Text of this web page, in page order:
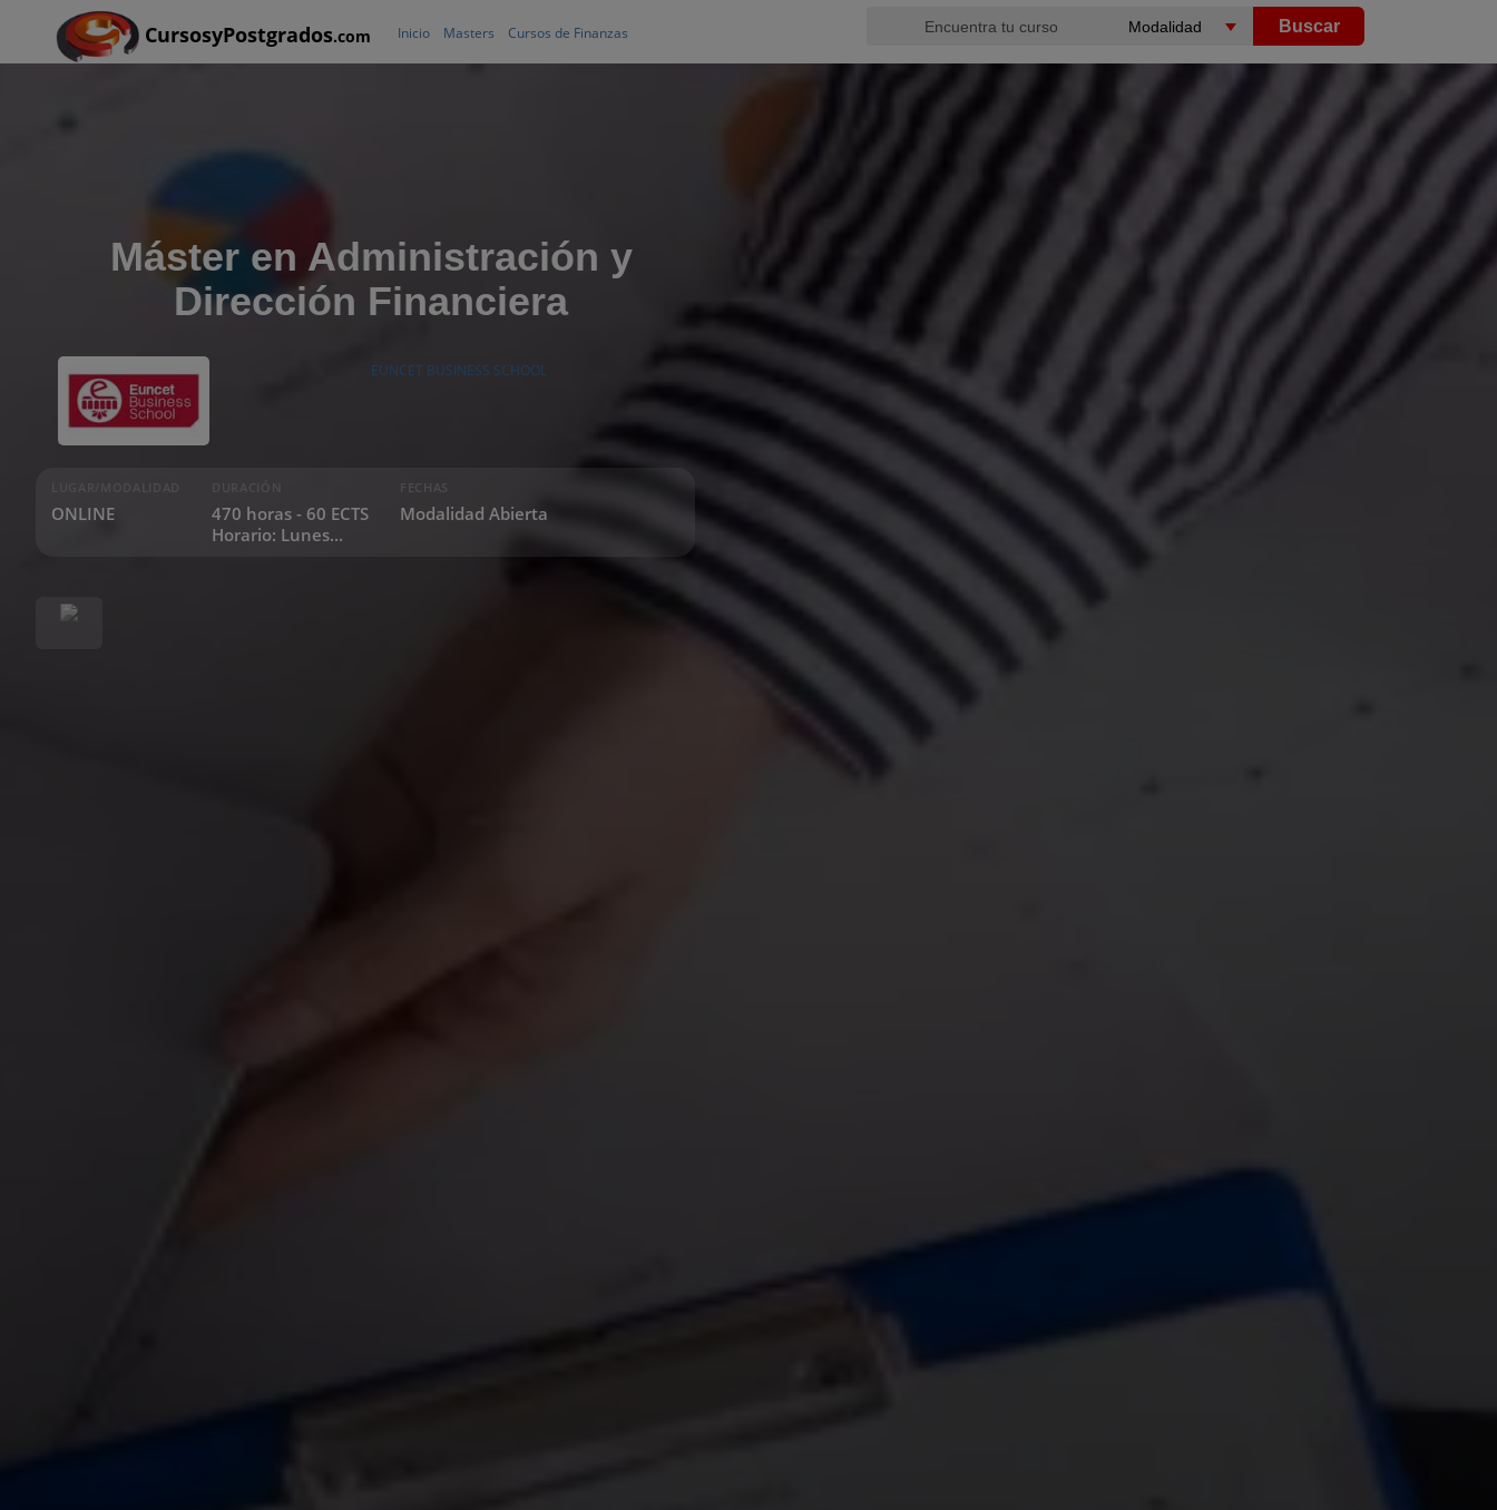
CursosyPostgrados.com Buscar
Inicio Masters Cursos de Finanzas
Máster en Administración y
Dirección Financiera
EUNCET BUSINESS SCHOOL
ONLINE
470 horas - 60 ECTS
Horario: Lunes...
FECHAS
Modalidad Abierta